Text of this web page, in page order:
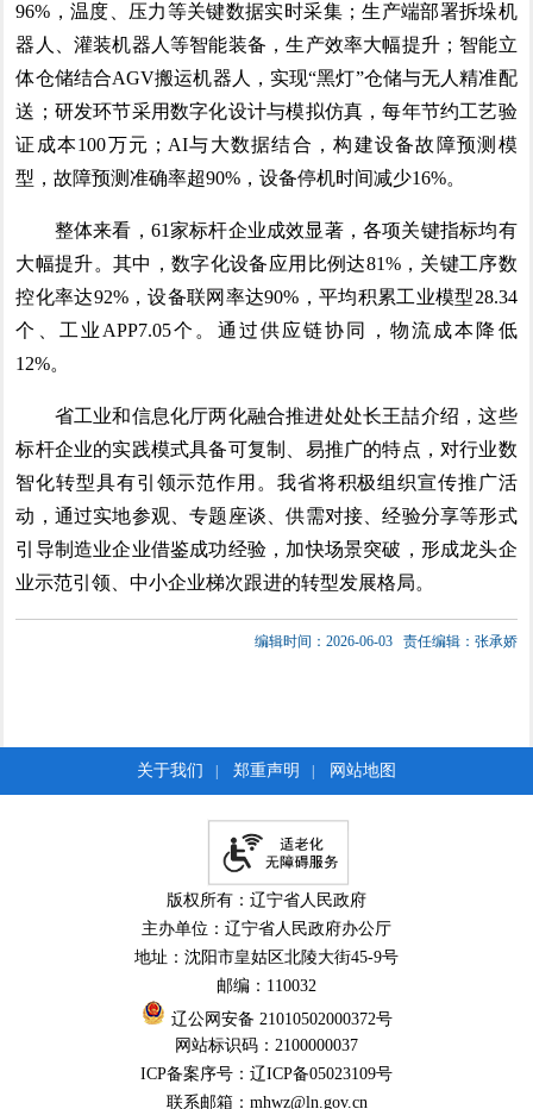
96%，温度、压力等关键数据实时采集；生产端部署拆垛机
器人、灌装机器人等智能装备，生产效率大幅提升；智能立
体仓储结合AGV搬运机器人，实现“黑灯”仓储与无人精准配
送；研发环节采用数字化设计与模拟仿真，每年节约工艺验
证成本100万元；AI与大数据结合，构建设备故障预测模
型，故障预测准确率超90%，设备停机时间减少16%。
整体来看，61家标杆企业成效显著，各项关键指标均有
大幅提升。其中，数字化设备应用比例达81%，关键工序数
控化率达92%，设备联网率达90%，平均积累工业模型28.34
个、工业APP7.05个。通过供应链协同，物流成本降低
12%。
省工业和信息化厅两化融合推进处处长王喆介绍，这些
标杆企业的实践模式具备可复制、易推广的特点，对行业数
智化转型具有引领示范作用。我省将积极组织宣传推广活
动，通过实地参观、专题座谈、供需对接、经验分享等形式
引导制造业企业借鉴成功经验，加快场景突破，形成龙头企
业示范引领、中小企业梯次跟进的转型发展格局。
编辑时间：2026-06-03 责任编辑：张承娇
关于我们 郑重声明 网站地图
版权所有：辽宁省人民政府
主办单位：辽宁省人民政府办公厅
地址：沈阳市皇姑区北陵大街45-9号
邮编：110032
辽公网安备 21010502000372号
网站标识码：2100000037
ICP备案序号：辽ICP备05023109号
联系邮箱：mhwz@ln.gov.cn